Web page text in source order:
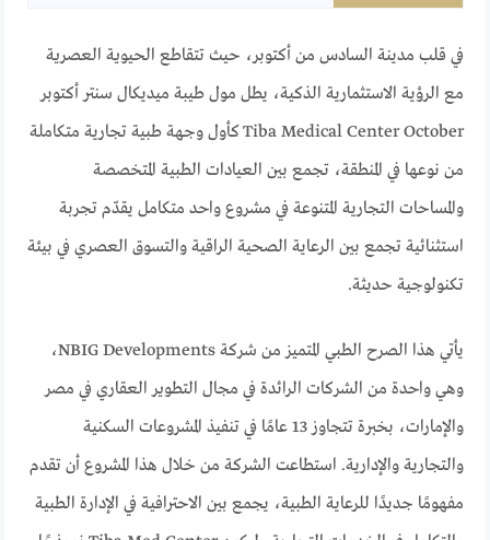
في قلب مدينة السادس من أكتوبر، حيث تتقاطع الحيوية العصرية
مع الرؤية الاستثمارية الذكية، يطل مول طيبة ميديكال سنتر أكتوبر
Tiba Medical Center October كأول وجهة طبية تجارية متكاملة
من نوعها في المنطقة، تجمع بين العيادات الطبية المتخصصة
والمساحات التجارية المتنوعة في مشروع واحد متكامل يقدّم تجربة
استثنائية تجمع بين الرعاية الصحية الراقية والتسوق العصري في بيئة
تكنولوجية حديثة.
يأتي هذا الصرح الطبي المتميز من شركة NBIG Developments،
وهي واحدة من الشركات الرائدة في مجال التطوير العقاري في مصر
والإمارات، بخبرة تتجاوز 13 عامًا في تنفيذ المشروعات السكنية
والتجارية والإدارية. استطاعت الشركة من خلال هذا المشروع أن تقدم
مفهومًا جديدًا للرعاية الطبية، يجمع بين الاحترافية في الإدارة الطبية